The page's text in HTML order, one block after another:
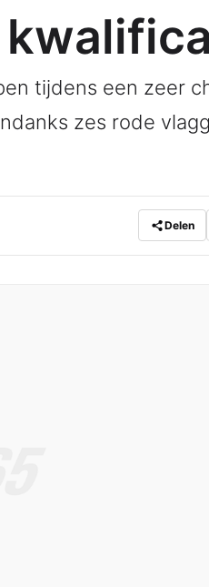
tijdens een zeer
zes rode
Delen